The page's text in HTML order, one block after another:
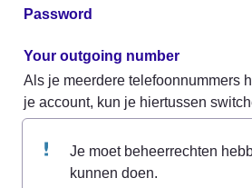
Password
Your outgoing number
Als je meerdere telefoonnummers
je account, kun je hiertussen
Je moet beheerrechten
kunnen doen.